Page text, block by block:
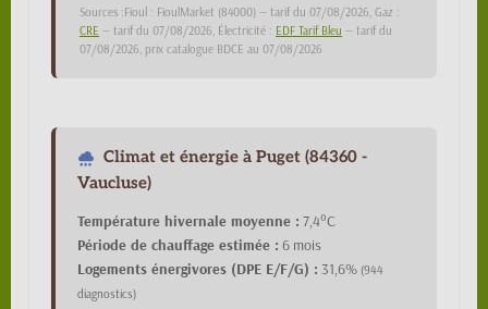
Sources :Fioul : FioulMarket (84000) — tarif du 07/08/2026, Gaz :
CRE — tarif du 07/08/2026, Électricité : EDF Tarif Bleu — tarif du
07/08/2026, prix catalogue BDCE au 07/08/2026
Climat et énergie à Puget (84360 -
Vaucluse)
Température hivernale moyenne : 7,4°C
Période de chauffage estimée : 6 mois
Logements énergivores (DPE E/F/G) : 31,6% (944
diagnostics)